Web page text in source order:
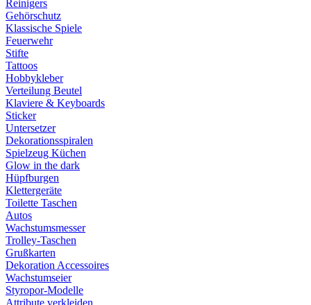
Reinigers
Gehörschutz
Klassische Spiele
Feuerwehr
Stifte
Tattoos
Hobbykleber
Verteilung Beutel
Klaviere & Keyboards
Sticker
Untersetzer
Dekorationsspiralen
Spielzeug Küchen
Glow in the dark
Hüpfburgen
Klettergeräte
Toilette Taschen
Autos
Wachstumsmesser
Trolley-Taschen
Grußkarten
Dekoration Accessoires
Wachstumseier
Styropor-Modelle
Attribute verkleiden